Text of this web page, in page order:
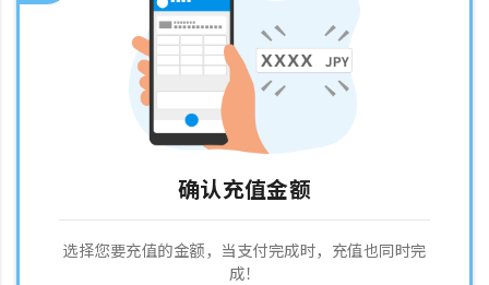
确认充值金额
选择您要充值的金额，当支付完成时，充值也同时完
成！